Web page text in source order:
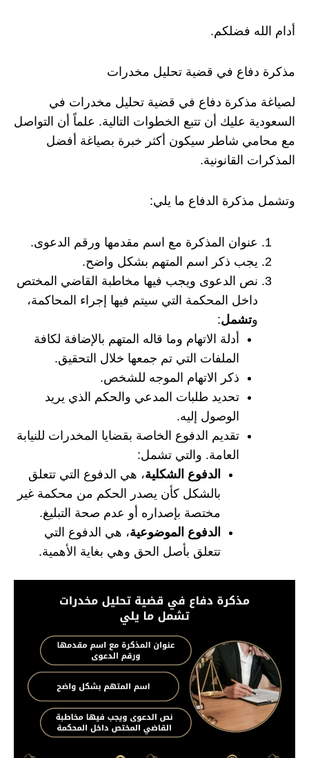
أدام الله فضلكم.
مذكرة دفاع في قضية تحليل مخدرات
لصياغة مذكرة دفاع في قضية تحليل مخدرات في
السعودية عليك أن تتبع الخطوات التالية. علماً أن التواصل
مع محامي شاطر سيكون أكثر خبرة بصياغة أفضل
المذكرات القانونية.
وتشمل مذكرة الدفاع ما يلي:
عنوان المذكرة مع اسم مقدمها ورقم الدعوى.
يجب ذكر اسم المتهم بشكل واضح.
نص الدعوى ويجب فيها مخاطبة القاضي المختص
داخل المحكمة التي سيتم فيها إجراء المحاكمة،
وتشمل:
أدلة الاتهام وما قاله المتهم بالإضافة لكافة
الملفات التي تم جمعها خلال التحقيق.
ذكر الاتهام الموجه للشخص.
تحديد طلبات المدعي والحكم الذي يريد
الوصول إليه.
تقديم الدفوع الخاصة بقضايا المخدرات للنيابة
العامة. والتي تشمل:
الدفوع الشكلية، هي الدفوع التي تتعلق
بالشكل كأن يصدر الحكم من محكمة غير
مختصة بإصداره أو عدم صحة التبليغ.
الدفوع الموضوعية، هي الدفوع التي
تتعلق بأصل الحق وهي بغاية الأهمية.